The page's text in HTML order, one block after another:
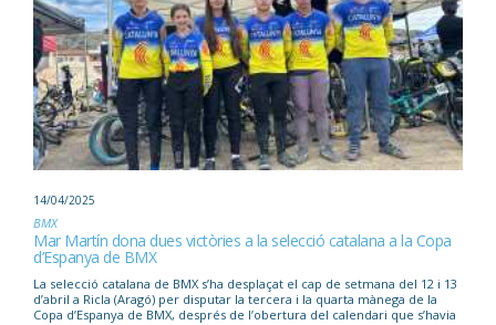
14/04/2025
BMX
Mar Martín dona dues victòries a la selecció catalana a la Copa
d’Espanya de BMX
La selecció catalana de BMX s’ha desplaçat el cap de setmana del 12 i 13
d’abril a Ricla (Aragó) per disputar la tercera i la quarta mànega de la
Copa d’Espanya de BMX, després de l’obertura del calendari que s’havia